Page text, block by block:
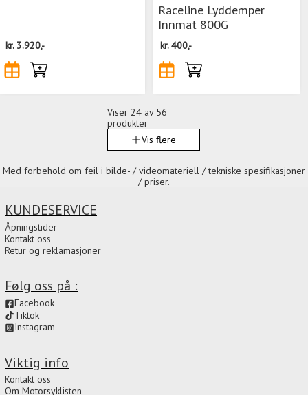
kr. 3.920,-
Raceline Lyddemper
Innmat 800G
kr.400,-
Viser24 av 56
produkter
Vis flere
Med forbehold om feil i bilde- / videomateriell / tekniske spesifikasjoner
/ priser.
Viktig info
Kontakt oss
Om Motorsyklisten
Følg oss på :
Facebook
Tiktok
Instagram
KUNDESERVICE
Åpningstider
Kontakt oss
Retur og reklamasjoner